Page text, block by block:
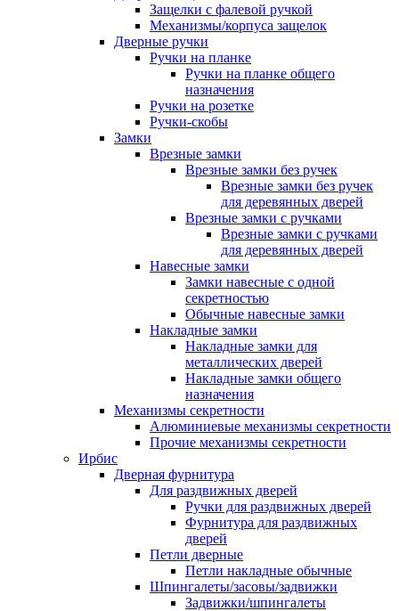
Защелки с фалевой ручкой
Механизмы/корпуса защелок
Дверные ручки
Ручки на планке
Ручки на планке общего
назначения
Ручки на розетке
Ручки-скобы
Замки
Врезные замки
Врезные замки без ручек
Врезные замки без ручек
для деревянных дверей
Врезные замки с ручками
Врезные замки с ручками
для деревянных дверей
Навесные замки
Замки навесные с одной
секретностью
Обычные навесные замки
Накладные замки
Накладные замки для
металлических дверей
Накладные замки общего
назначения
Механизмы секретности
Алюминиевые механизмы секретности
Прочие механизмы секретности
Ирбис
Дверная фурнитура
Для раздвижных дверей
Ручки для раздвижных дверей
Фурнитура для раздвижных
дверей
Петли дверные
Петли накладные обычные
Шпингалеты/засовы/задвижки
Задвижки/шпингалеты